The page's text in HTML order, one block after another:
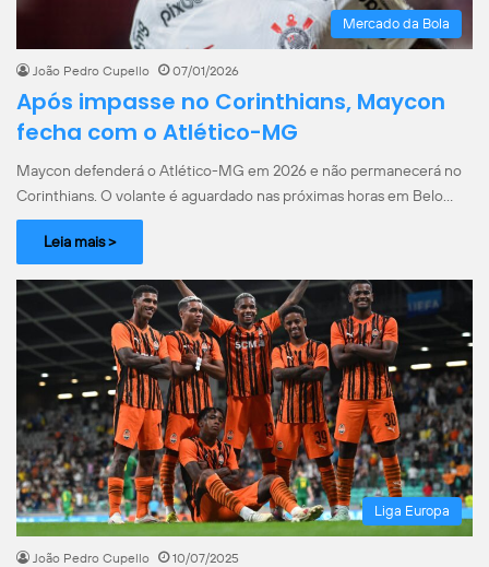
Mercado da Bola
João Pedro Cupello 07/01/2026
Após impasse no Corinthians, Maycon
fecha com o Atlético-MG
Maycon defenderá o Atlético-MG em 2026 e não permanecerá no
Corinthians. O volante é aguardado nas próximas horas em Belo…
Leia mais >
Liga Europa
João Pedro Cupello 10/07/2025